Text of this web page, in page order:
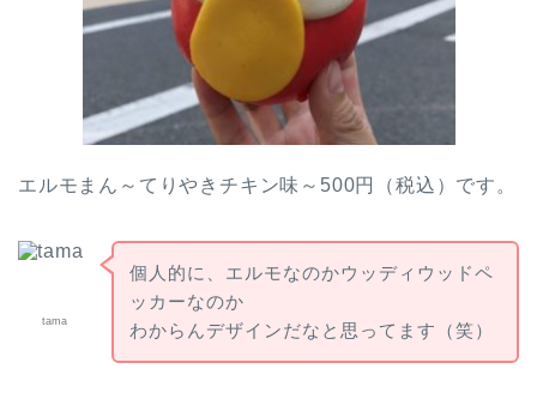
エルモまん～てりやきチキン味～500円（税込）です。
tama
個人的に、エルモなのかウッディウッドペ
ッカーなのか
わからんデザインだなと思ってます（笑）